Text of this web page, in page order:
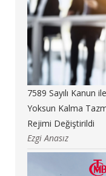
7589 Sayılı Kanun
Yoksun Kalma
Rejimi Değiştirildi
Ezgi Anasız